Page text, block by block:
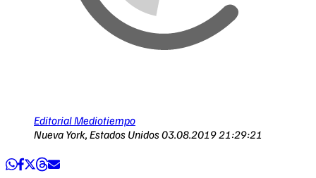
Editorial Mediotiempo
Nueva York, Estados Unidos03.08.2019 21:29:21